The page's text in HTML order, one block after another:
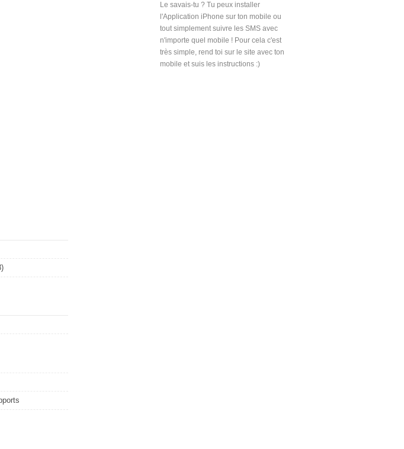
)
Le savais-tu ? Tu peux installer
l'Application iPhone sur ton mobile ou
tout simplement suivre les SMS avec
n'importe quel mobile ! Pour cela c'est
très simple, rend toi sur le site avec ton
mobile et suis les instructions :)